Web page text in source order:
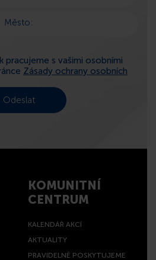
Město:
pracujeme s vašimi osobními
Zásady ochrany osobních
KOMUNITNÍ
CENTRUM
KALENDÁŘ AKCÍ
AKTUALITY
PRAVIDELNĚ POSKYTUJEME